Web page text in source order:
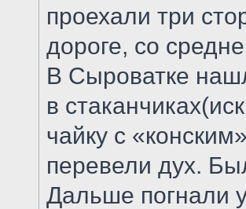
проехали три
дороге, со
В Сыроватке
в
чайку с
перевели дух.
Дальше погнали